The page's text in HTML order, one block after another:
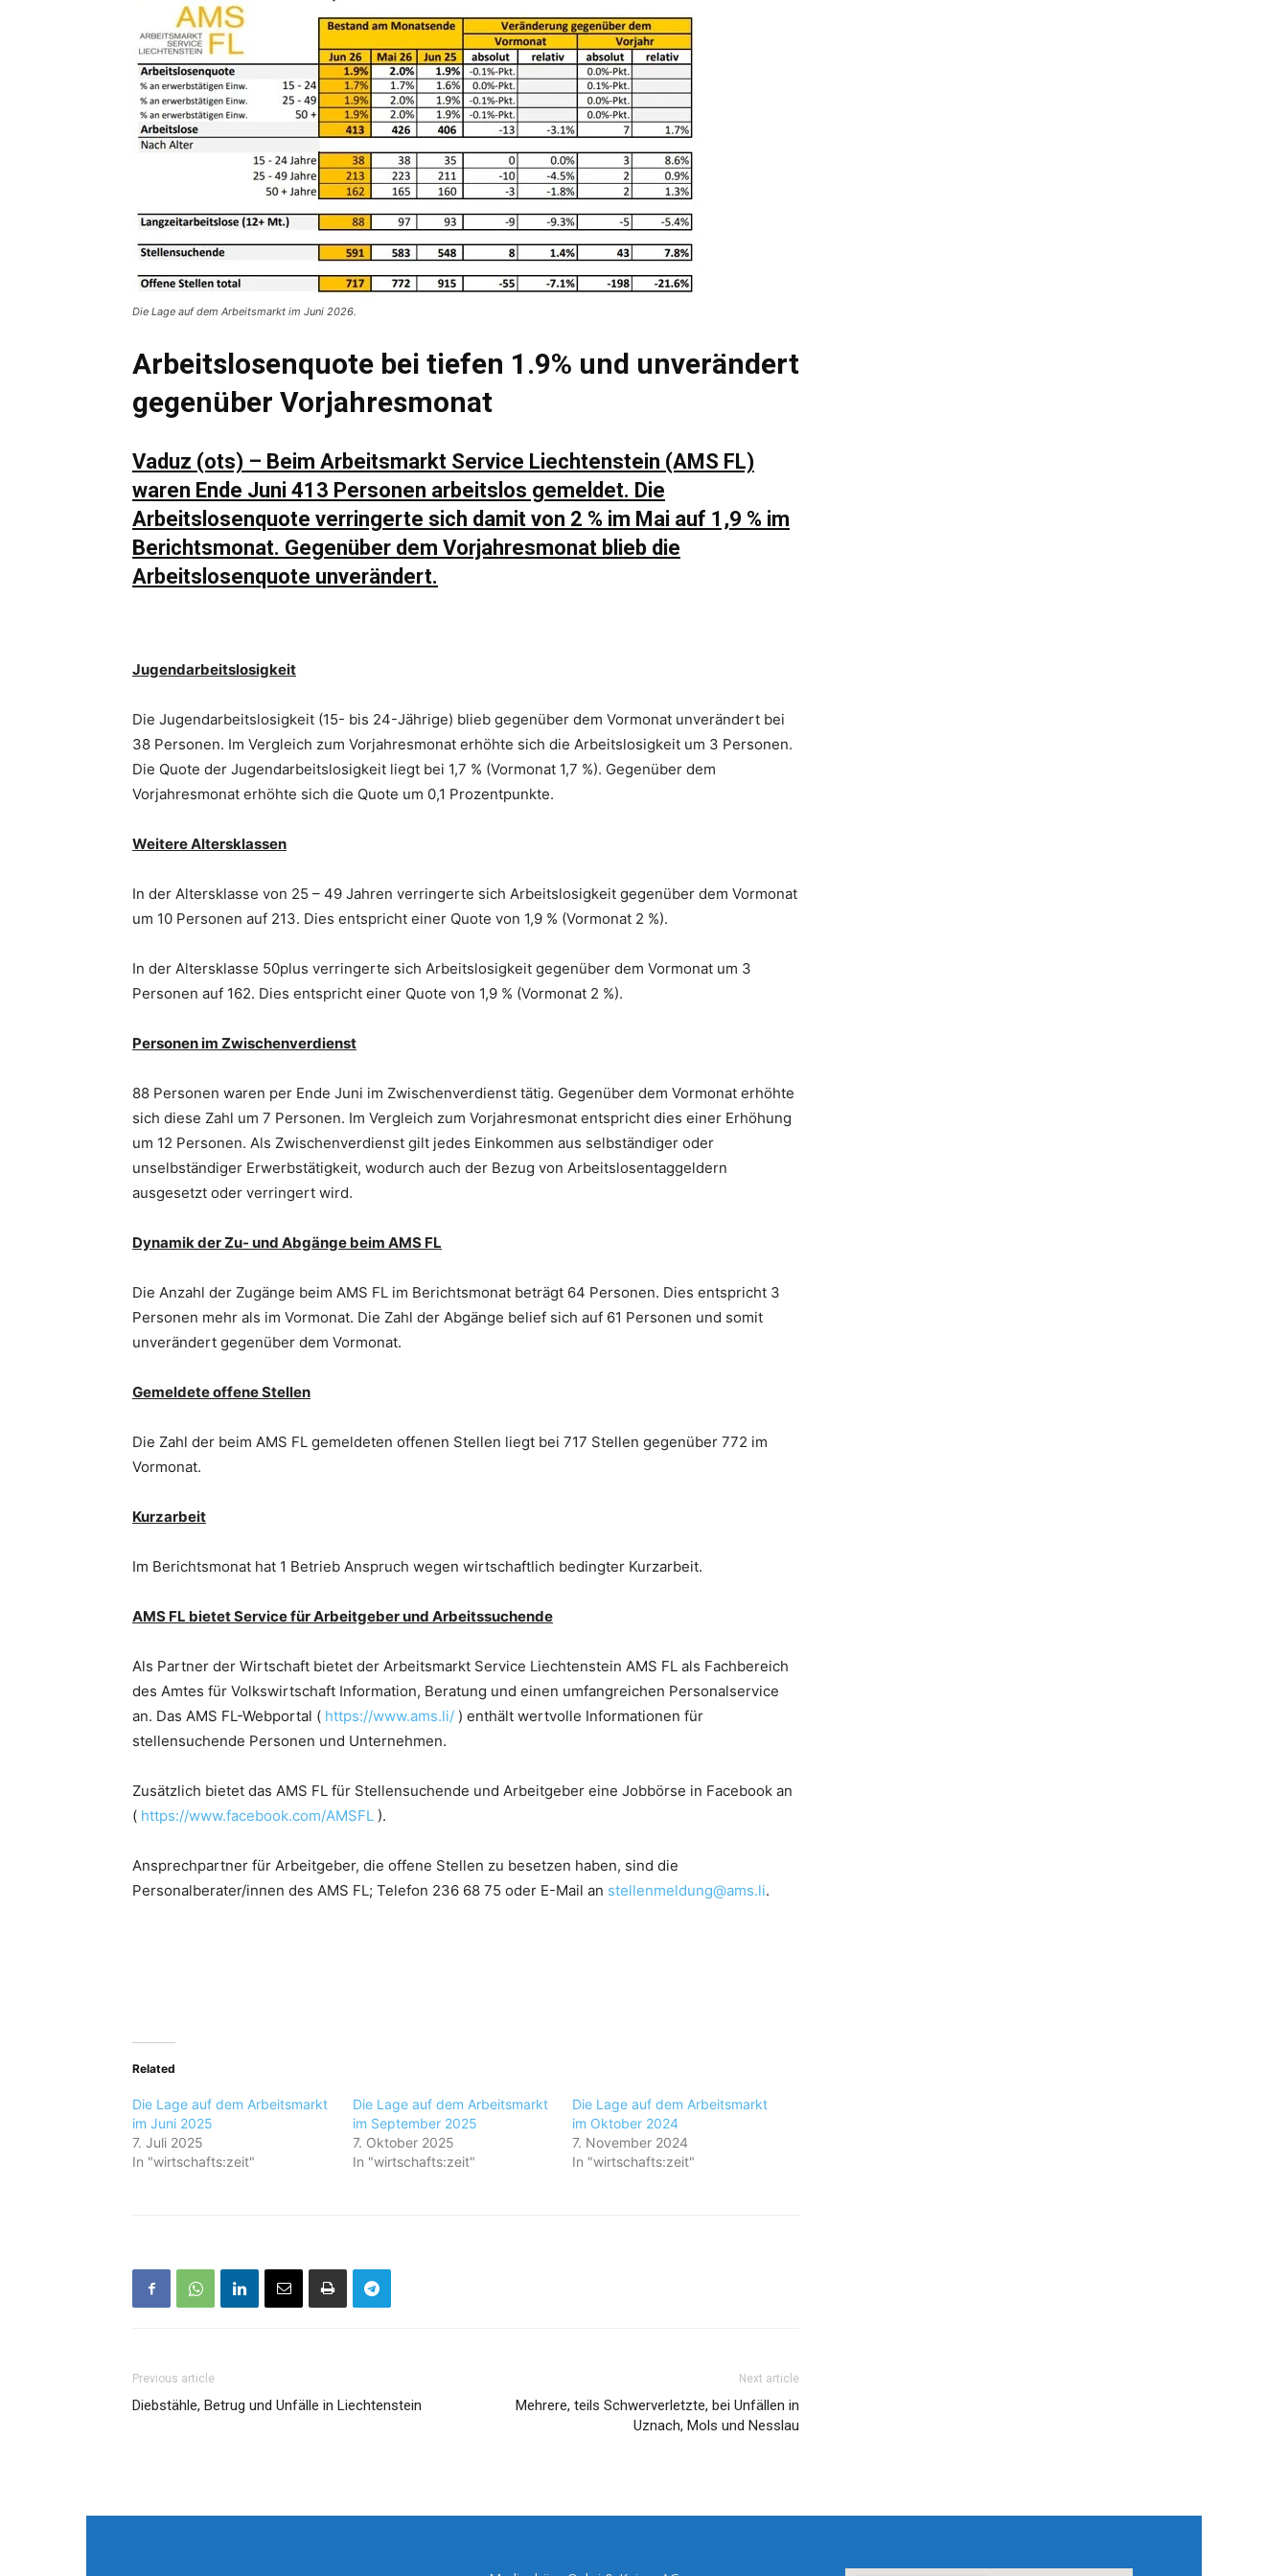
Die Lage auf dem Arbeitsmarkt im Juni 2026.
Arbeitslosenquote bei tiefen 1.9% und unverändert
gegenüber Vorjahresmonat
Vaduz (ots) – Beim Arbeitsmarkt Service Liechtenstein (AMS FL)
waren Ende Juni 413 Personen arbeitslos gemeldet. Die
Arbeitslosenquote verringerte sich damit von 2 % im Mai auf 1,9 % im
Berichtsmonat. Gegenüber dem Vorjahresmonat blieb die
Arbeitslosenquote unverändert.
Jugendarbeitslosigkeit
Die Jugendarbeitslosigkeit (15- bis 24-Jährige) blieb gegenüber dem Vormonat unverändert bei
38 Personen. Im Vergleich zum Vorjahresmonat erhöhte sich die Arbeitslosigkeit um 3 Personen.
Die Quote der Jugendarbeitslosigkeit liegt bei 1,7 % (Vormonat 1,7 %). Gegenüber dem
Vorjahresmonat erhöhte sich die Quote um 0,1 Prozentpunkte.
Weitere Altersklassen
In der Altersklasse von 25 – 49 Jahren verringerte sich Arbeitslosigkeit gegenüber dem Vormonat
um 10 Personen auf 213. Dies entspricht einer Quote von 1,9 % (Vormonat 2 %).
In der Altersklasse 50plus verringerte sich Arbeitslosigkeit gegenüber dem Vormonat um 3
Personen auf 162. Dies entspricht einer Quote von 1,9 % (Vormonat 2 %).
Personen im Zwischenverdienst
88 Personen waren per Ende Juni im Zwischenverdienst tätig. Gegenüber dem Vormonat erhöhte
sich diese Zahl um 7 Personen. Im Vergleich zum Vorjahresmonat entspricht dies einer Erhöhung
um 12 Personen. Als Zwischenverdienst gilt jedes Einkommen aus selbständiger oder
unselbständiger Erwerbstätigkeit, wodurch auch der Bezug von Arbeitslosentaggeldern
ausgesetzt oder verringert wird.
Dynamik der Zu- und Abgänge beim AMS FL
Die Anzahl der Zugänge beim AMS FL im Berichtsmonat beträgt 64 Personen. Dies entspricht 3
Personen mehr als im Vormonat. Die Zahl der Abgänge belief sich auf 61 Personen und somit
unverändert gegenüber dem Vormonat.
Gemeldete offene Stellen
Die Zahl der beim AMS FL gemeldeten offenen Stellen liegt bei 717 Stellen gegenüber 772 im
Vormonat.
Kurzarbeit
Im Berichtsmonat hat 1 Betrieb Anspruch wegen wirtschaftlich bedingter Kurzarbeit.
AMS FL bietet Service für Arbeitgeber und Arbeitssuchende
Als Partner der Wirtschaft bietet der Arbeitsmarkt Service Liechtenstein AMS FL als Fachbereich
des Amtes für Volkswirtschaft Information, Beratung und einen umfangreichen Personalservice
an. Das AMS FL-Webportal ( https://www.ams.li/ ) enthält wertvolle Informationen für
stellensuchende Personen und Unternehmen.
Zusätzlich bietet das AMS FL für Stellensuchende und Arbeitgeber eine Jobbörse in Facebook an
( https://www.facebook.com/AMSFL ).
Ansprechpartner für Arbeitgeber, die offene Stellen zu besetzen haben, sind die
Personalberater/innen des AMS FL; Telefon 236 68 75 oder E-Mail an stellenmeldung@ams.li.
Related
Die Lage auf dem Arbeitsmarkt
im Juni 2025
7. Juli 2025
In "wirtschafts:zeit"
Die Lage auf dem Arbeitsmarkt
im September 2025
7. Oktober 2025
In "wirtschafts:zeit"
Die Lage auf dem Arbeitsmarkt
im Oktober 2024
7. November 2024
In "wirtschafts:zeit"
Previous article
Diebstähle, Betrug und Unfälle in Liechtenstein
Next article
Mehrere, teils Schwerverletzte, bei Unfällen in
Uznach, Mols und Nesslau